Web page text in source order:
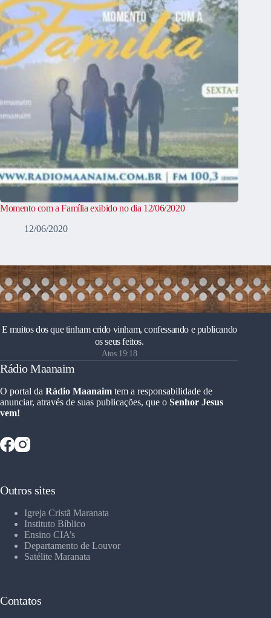
Momento com a Família exibido no dia 12/06/2020
12/06/2020
E muitos dos que tinham crido vinham, confessando e publicando
os seus feitos.
Atos 19:18
Rádio Maanaim
O portal da Rádio Maanaim tem a responsabilidade de
anunciar, através de suas publicações, que o Senhor Jesus
vem!
Outros sites
Igreja Cristã Maranata
Instituto Bíblico
Ensino CIA’s
Departamento de Louvor
Satélite Maranata
Contatos